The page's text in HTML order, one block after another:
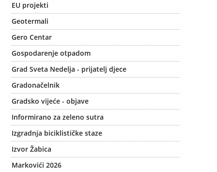
EU projekti
Geotermali
Gero Centar
Gospodarenje otpadom
Grad Sveta Nedelja - prijatelj djece
Gradonačelnik
Gradsko vijeće - objave
Informirano za zeleno sutra
Izgradnja biciklističke staze
Izvor Žabica
Markovići 2026